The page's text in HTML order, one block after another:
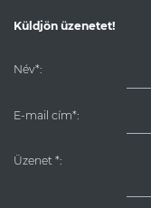
Küldjön üzenetet!
Név*:
E-mail cím*:
Üzenet *: